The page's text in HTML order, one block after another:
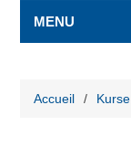
MENU
Accueil / Kurse